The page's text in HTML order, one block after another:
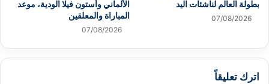
بطولة العالم لناشئات اليد
07/08/2026
الألماني وأستون فيلا الودية، موعد
المباراة والمعلقين
07/08/2026
اترك تعليقاً